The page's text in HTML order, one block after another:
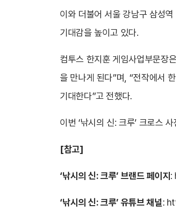
이와 더불어 서울 강남구 삼성
기대감을 높이고 있다.
컴투스 한지훈 게임사업부문장
을 만나게 된다”며, “전작에서
기대한다”고 전했다.
이번 ‘낚시의 신: 크루’ 크로스
[참고]
‘낚시의 신: 크루’ 브랜드 페이지 :
‘낚시의 신: 크루’ 유튜브 채널: